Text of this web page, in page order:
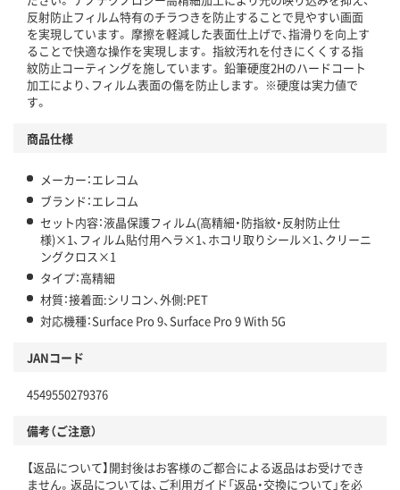
反射防止フィルム特有のチラつきを防止することで見やすい画面
を実現しています。 摩擦を軽減した表面仕上げで、指滑りを向上す
ることで快適な操作を実現します。 指紋汚れを付きにくくする指
紋防止コーティングを施しています。 鉛筆硬度2Hのハードコート
加工により、フィルム表面の傷を防止します。 ※硬度は実力値で
す。
商品仕様
メーカー：エレコム
ブランド：エレコム
セット内容：液晶保護フィルム(高精細・防指紋・反射防止仕
様)×1、フィルム貼付用ヘラ×1、ホコリ取りシール×1、クリーニ
ングクロス×1
タイプ：高精細
材質：接着面:シリコン、外側:PET
対応機種：Surface Pro 9、Surface Pro 9 With 5G
JANコード
4549550279376
備考（ご注意）
【返品について】開封後はお客様のご都合による返品はお受けでき
ません。返品については、ご利用ガイド「返品・交換について」を必